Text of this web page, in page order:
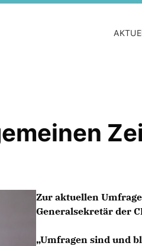
Zur aktuellen
Generalsekretär der
Umfragen sind und